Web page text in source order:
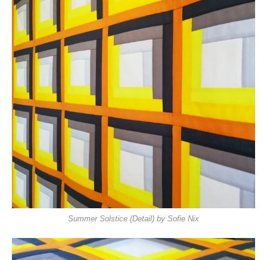
Summer Solstice (Detail) by Sofie Nix